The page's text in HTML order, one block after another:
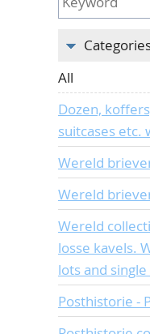
All
Dozen,
suitcases etc.
Wereld
Wereld
Wereld
losse kavels.
lots and
Posthistorie -